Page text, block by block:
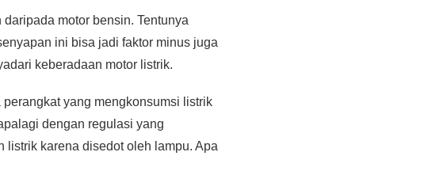
motor bensin. Tentunya
ini bisa jadi faktor minus juga
keberadaan motor listrik.
yang mengkonsumsi listrik
dengan regulasi yang
listrik karena disedot oleh lampu. Apa